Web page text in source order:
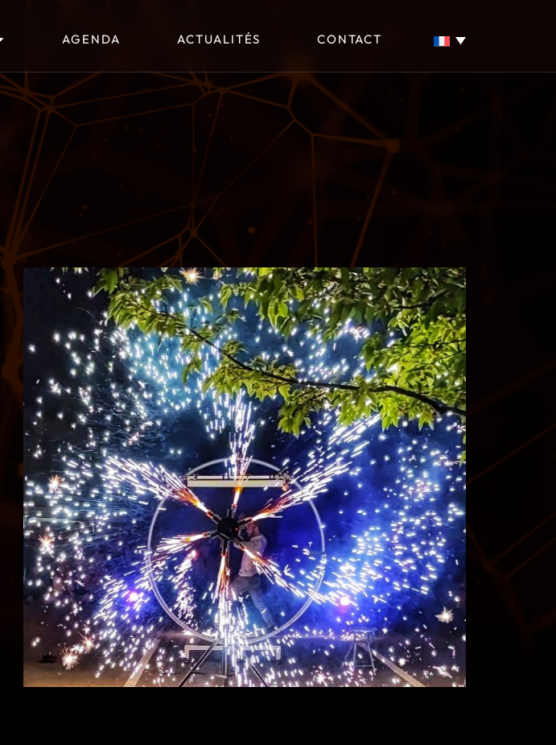
AGENDA ACTUALITÉS CONTACT